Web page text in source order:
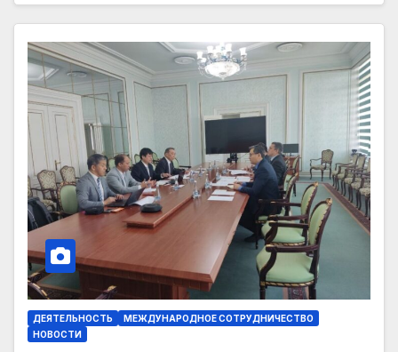
ДЕЯТЕЛЬНОСТЬ
МЕЖДУНАРОДНОЕ СОТРУДНИЧЕСТВО
НОВОСТИ